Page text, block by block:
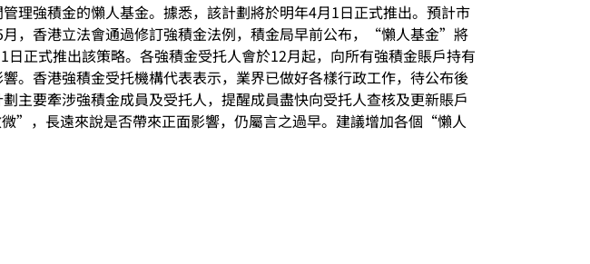
理強積金的懶人基金。據悉，該計劃將於明年4月1日正式推出。預計市
，香港立法會通過修訂強積金法例，積金局早前公布，“懶人基金”將
正式推出該策略。各強積金受托人會於12月起，向所有強積金賬戶持有
香港強積金受托機構代表表示，業界已做好各樣行政工作，待公布後
主要牽涉強積金成員及受托人，提醒成員盡快向受托人查核及更新賬戶
，長遠來說是否帶來正面影響，仍屬言之過早。建議增加各個“懶人